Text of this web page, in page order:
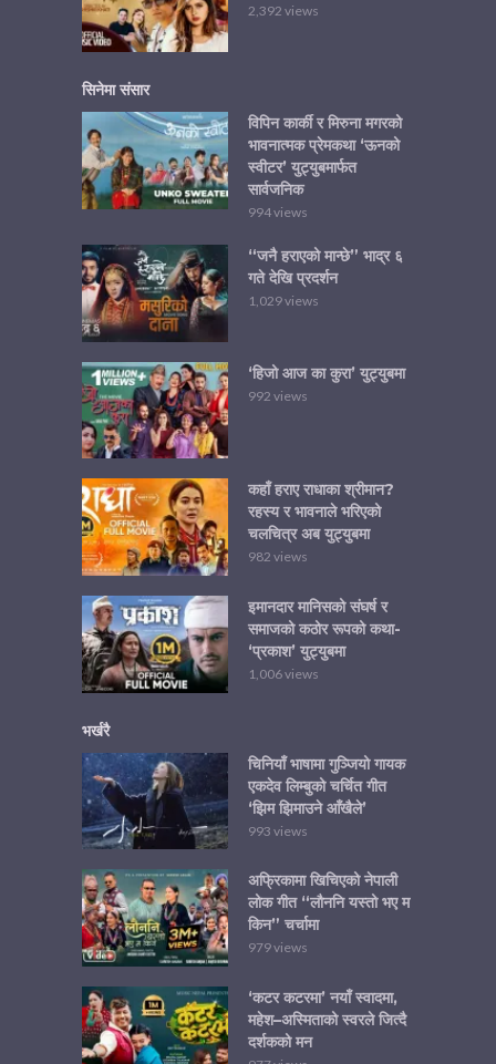
2,392 views
सिनेमा संसार
विपिन कार्की र मिरुना मगरको
भावनात्मक प्रेमकथा ‘ऊनको
स्वीटर’ युट्युबमार्फत
सार्वजनिक
994 views
“जनै हराएको मान्छे” भाद्र ६
गते देखि प्रदर्शन
1,029 views
‘हिजो आज का कुरा’ युट्युबमा
992 views
कहाँ हराए राधाका श्रीमान?
रहस्य र भावनाले भरिएको
चलचित्र अब युट्युबमा
982 views
इमानदार मानिसको संघर्ष र
समाजको कठोर रूपको कथा-
‘प्रकाश’ युट्युबमा
1,006 views
भर्खरै
चिनियाँ भाषामा गुञ्जियो गायक
एकदेव लिम्बुको चर्चित गीत
‘झिम झिमाउने आँखैले’
993 views
अफ्रिकामा खिचिएको नेपाली
लोक गीत “लौननि यस्तो भए म
किन” चर्चामा
979 views
‘कटर कटरमा’ नयाँ स्वादमा,
महेश–अस्मिताको स्वरले जित्दै
दर्शकको मन